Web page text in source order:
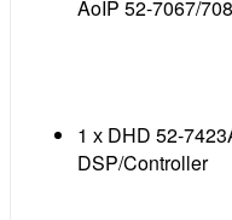
AoIP 52-7067/
1 х DHD 52-
DSP/Controller